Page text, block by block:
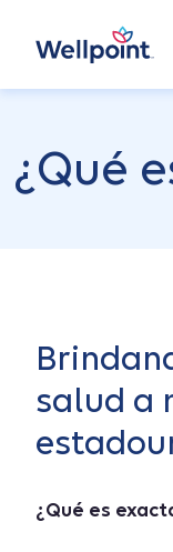
¿Qué
salud a
¿Qué es